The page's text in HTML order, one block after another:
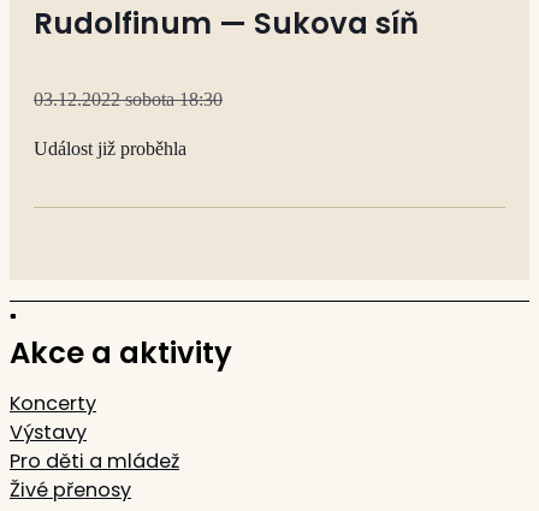
Rudolfinum — Sukova síň
03.12.2022 sobota 18:30
Událost již proběhla
Akce a aktivity
Koncerty
Výstavy
Pro děti a mládež
Živé přenosy